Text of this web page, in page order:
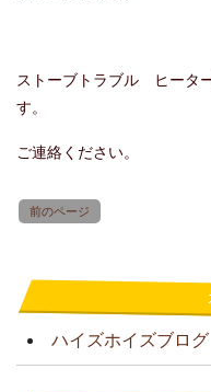
ストーブトラブル ヒータ
す。
ご連絡ください。
前のページ
ハイズホイズブログ